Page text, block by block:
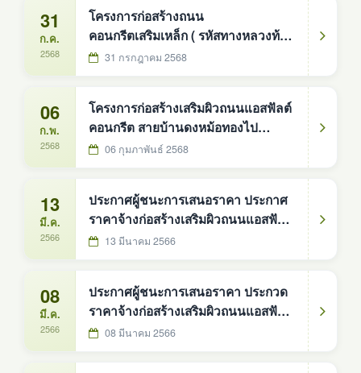
บ้านม่วง จังหวัดสกลนคร - บ้านหนอง
บ่อ หมู่ที่8 ตำบลมาย อำเภอบ้านม่วง
จังหวัดสกลนคร องค์การบริหารส่วน
31
ก.ค.
2568
โครงการก่อสร้างถนน
คอนกรีตเสริมเหล็ก ( รหัสทางหลวงท้อง
ถิ่น สน.ถ. ๖๖-๐๐๔ ) สายบ้านดงหม้อ
31 กรกฎาคม 2568
06
ก.พ.
2568
โครงการก่อสร้างเสริมผิวถนนแอสฟัลต์
คอนกรีต สายบ้านดงหม้อทองไป
บ้านนาสมบูรณ์ หมู่ที่ ๘
06 กุมภาพันธ์ 2568
13
มี.ค.
2566
ประกาศผู้ชนะการเสนอราคา ประกาศ
ราคาจ้างก่อสร้างเสริมผิวถนนแอสฟัลต์
คอนกรีต (รหัสทางหลวงท้องถิ่น
13 มีนาคม 2566
08
มี.ค.
2566
ประกาศผู้ชนะการเสนอราคา ประกวด
ราคาจ้างก่อสร้างเสริมผิวถนนแอสฟัลต์
คอนกรีต สายไปโรงเรียนบ้านดงหม้อ
08 มีนาคม 2566